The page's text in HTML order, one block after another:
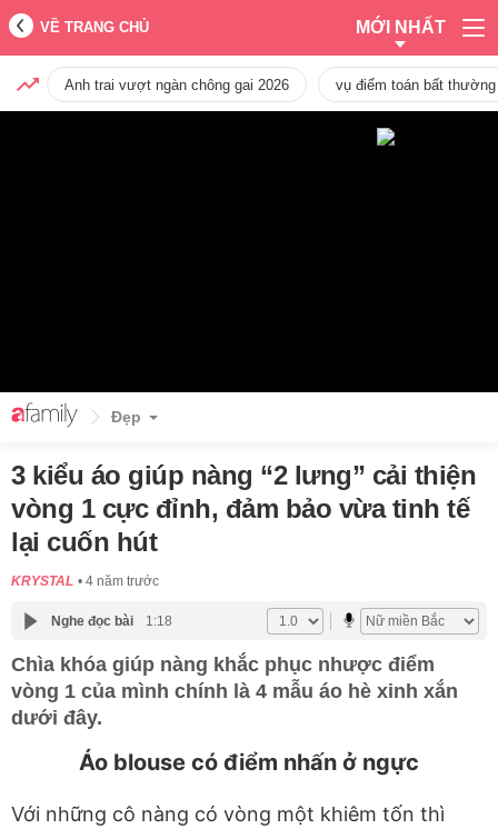
VỀ TRANG CHỦ MỚI NHẤT
Anh trai vượt ngàn chông gai 2026 vụ điểm toán bất
Đẹp
3 kiểu áo giúp nàng “2 lưng” cải thiện
vòng 1 cực đỉnh, đảm bảo vừa tinh tế
lại cuốn hút
KRYSTAL 4 năm trước
Nghe đọc bài 1:18
Chìa khóa giúp nàng khắc phục nhược điểm
vòng 1 của mình chính là 4 mẫu áo hè xinh xắn
dưới đây.
Áo blouse có điểm nhấn ở ngực
Với những cô nàng có vòng một khiêm tốn thì